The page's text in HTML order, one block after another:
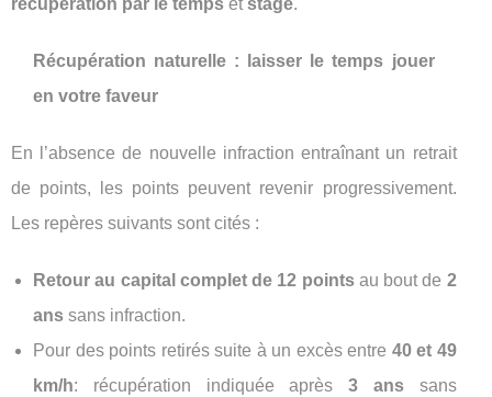
récupération par le temps et stage.
Récupération naturelle : laisser le temps jouer
en votre faveur
En l’absence de nouvelle infraction entraînant un retrait
de points, les points peuvent revenir progressivement.
Les repères suivants sont cités :
Retour au capital complet de 12 pointsau bout de 2
ans sans infraction.
Pour des points retirés suite à un excès entre 40 et 49
km/h: récupération indiquée après3 anssans